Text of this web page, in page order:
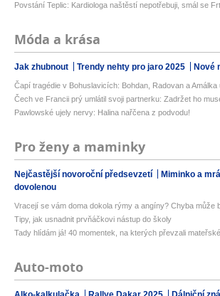
Povstání Teplic: Kardiologa naštěstí nepotřebuji, smál se
Móda a krása
Jak zhubnout Trendy nehty pro jaro 2025 Nové
Čapí tragédie v Bohuslavicích: Bohdan, Radovan a Amálka
Čech ve Francii prý umlátil svoji partnerku: Zadržet ho
Pawlowské ujely nervy: Halina nařčena z podvodu!
Pro ženy a maminky
Nejčastější novoroční předsevzetí Miminko a
dovolenou
Vracejí se vám doma dokola rýmy a angíny? Chyba může
Tipy, jak usnadnit prvňáčkovi nástup do školy
Tady hlídám já! 40 momentek, na kterých převzali
Auto-moto